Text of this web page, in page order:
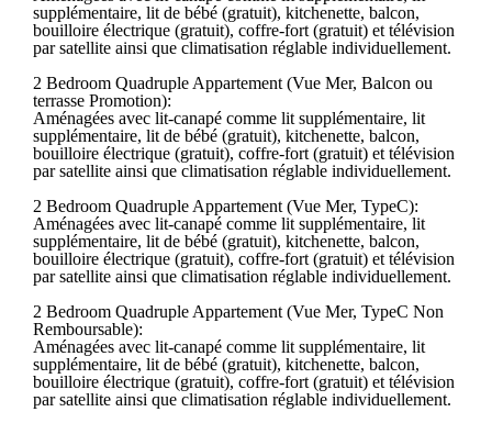
supplémentaire, lit de bébé (gratuit), kitchenette, balcon,
bouilloire électrique (gratuit), coffre-fort (gratuit) et télévision
par satellite ainsi que climatisation réglable individuellement.
2 Bedroom Quadruple Appartement (Vue Mer, Balcon ou
terrasse Promotion):
Aménagées avec lit-canapé comme lit supplémentaire, lit
supplémentaire, lit de bébé (gratuit), kitchenette, balcon,
bouilloire électrique (gratuit), coffre-fort (gratuit) et télévision
par satellite ainsi que climatisation réglable individuellement.
2 Bedroom Quadruple Appartement (Vue Mer, TypeC):
Aménagées avec lit-canapé comme lit supplémentaire, lit
supplémentaire, lit de bébé (gratuit), kitchenette, balcon,
bouilloire électrique (gratuit), coffre-fort (gratuit) et télévision
par satellite ainsi que climatisation réglable individuellement.
2 Bedroom Quadruple Appartement (Vue Mer, TypeC Non
Remboursable):
Aménagées avec lit-canapé comme lit supplémentaire, lit
supplémentaire, lit de bébé (gratuit), kitchenette, balcon,
bouilloire électrique (gratuit), coffre-fort (gratuit) et télévision
par satellite ainsi que climatisation réglable individuellement.